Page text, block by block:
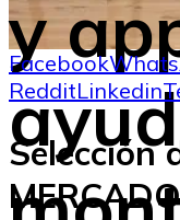
y
Facebook
RedditLinkedin
Selección
MERCADO